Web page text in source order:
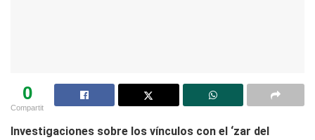
0
Compartit
Investigaciones sobre los vínculos con el ‘zar del